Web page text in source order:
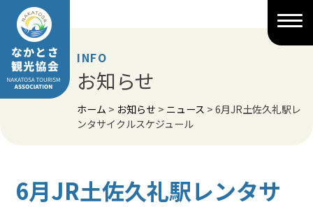
Skip
content
INFO
お知らせ
ホーム > お知らせ > ニュース > 6月JR土佐久礼駅レ
ンタサイクルスケジュール
6月JR土佐久礼駅レンタサ